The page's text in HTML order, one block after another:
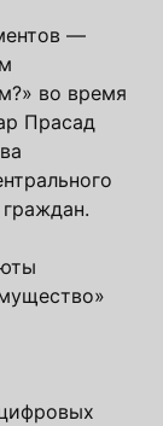
—
во время
Прасад